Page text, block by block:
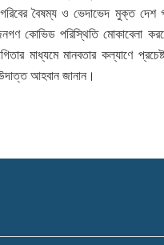
বৈষম্য ও ভেদাভেদ মুক্ত
জনগণ কোভিড পরিস্থিতি মোকাবেলা
মাধ্যমে মানবতার কল্যাণে
আহবান জানান।